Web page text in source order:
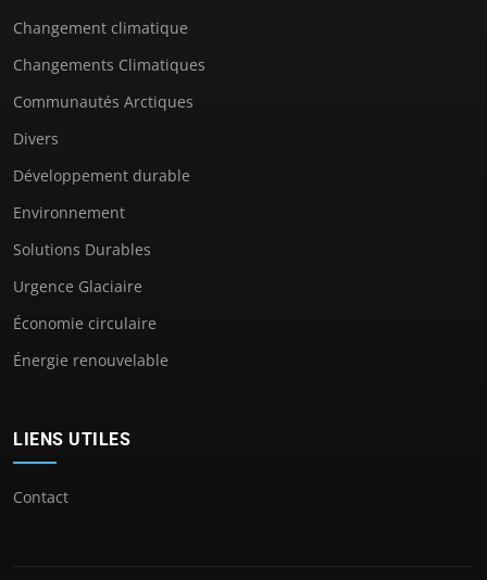
Changement climatique
Changements Climatiques
Communautés Arctiques
Divers
Développement durable
Environnement
Solutions Durables
Urgence Glaciaire
Économie circulaire
Énergie renouvelable
LIENS UTILES
Contact